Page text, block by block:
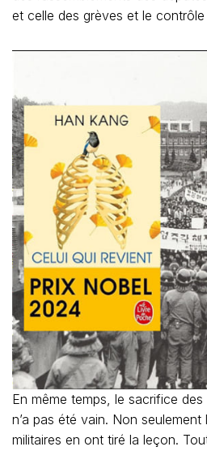
et celle des grèves et le
En même temps, le sacrifice
n’a pas été vain. Non
militaires en ont tiré la leçon.